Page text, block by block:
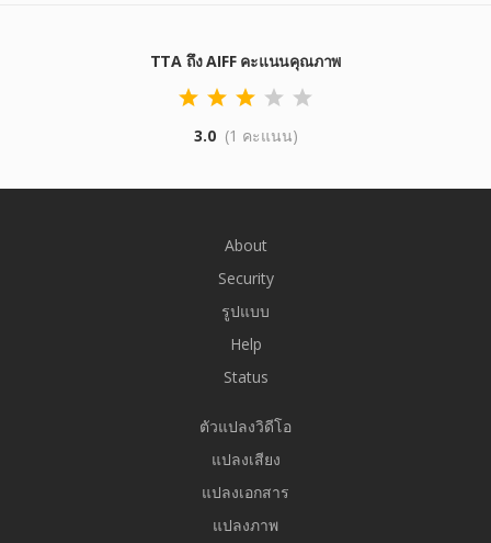
TTA ถึง AIFF คะแนนคุณภาพ
3.0 (1 คะแนน)
About
Security
รูปแบบ
Help
Status
ตัวแปลงวิดีโอ
แปลงเสียง
แปลงเอกสาร
แปลงภาพ